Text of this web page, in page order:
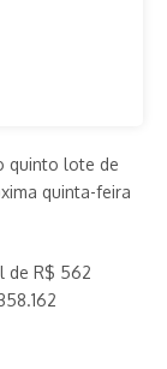
quinto lote de
quinta-feira
de R$ 562